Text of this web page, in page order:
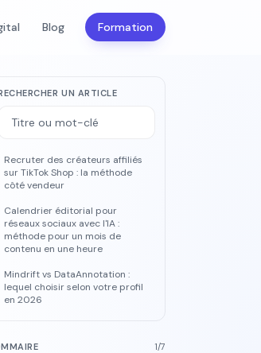
Blog Formation
UN ARTICLE
Recruter des créateurs affiliés
sur TikTok Shop : la méthode
côté vendeur
Calendrier éditorial pour
réseaux sociaux avec l'IA :
méthode pour un mois de
contenu en une heure
Mindrift vs DataAnnotation :
lequel choisir selon votre profil
en 2026
1/7